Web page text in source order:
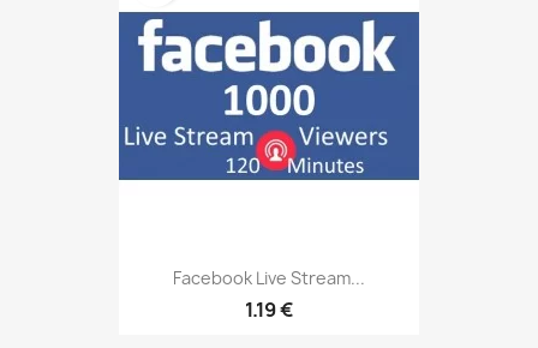
Facebook Live Stream...
1.19 €